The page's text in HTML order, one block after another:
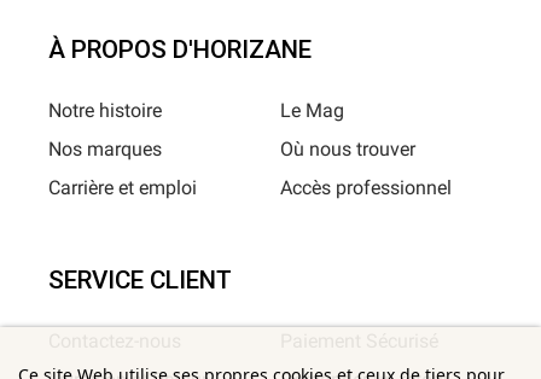
À PROPOS D'HORIZANE
Notre histoire
Nos marques
Carrière et emploi
Le Mag
Où nous trouver
Accès professionnel
SERVICE CLIENT